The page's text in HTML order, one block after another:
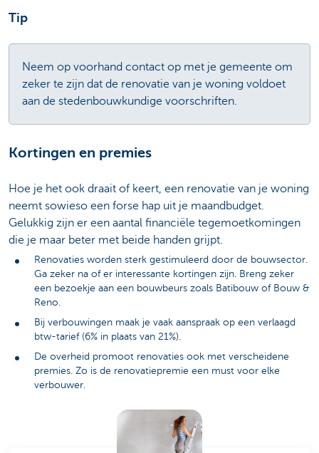
Tip
Neem op voorhand contact op met je gemeente om
zeker te zijn dat de renovatie van je woning voldoet
aan de stedenbouwkundige voorschriften.
Kortingen en premies
Hoe je het ook draait of keert, een renovatie van je woning
neemt sowieso een forse hap uit je maandbudget.
Gelukkig zijn er een aantal financiële tegemoetkomingen
die je maar beter met beide handen grijpt.
Renovaties worden sterk gestimuleerd door de bouwsector.
Ga zeker na of er interessante kortingen zijn. Breng zeker
een bezoekje aan een bouwbeurs zoals Batibouw of Bouw &
Reno.
Bij verbouwingen maak je vaak aanspraak op een verlaagd
btw-tarief (6% in plaats van 21%).
De overheid promoot renovaties ook met verscheidene
premies. Zo is de renovatiepremie een must voor elke
verbouwer.